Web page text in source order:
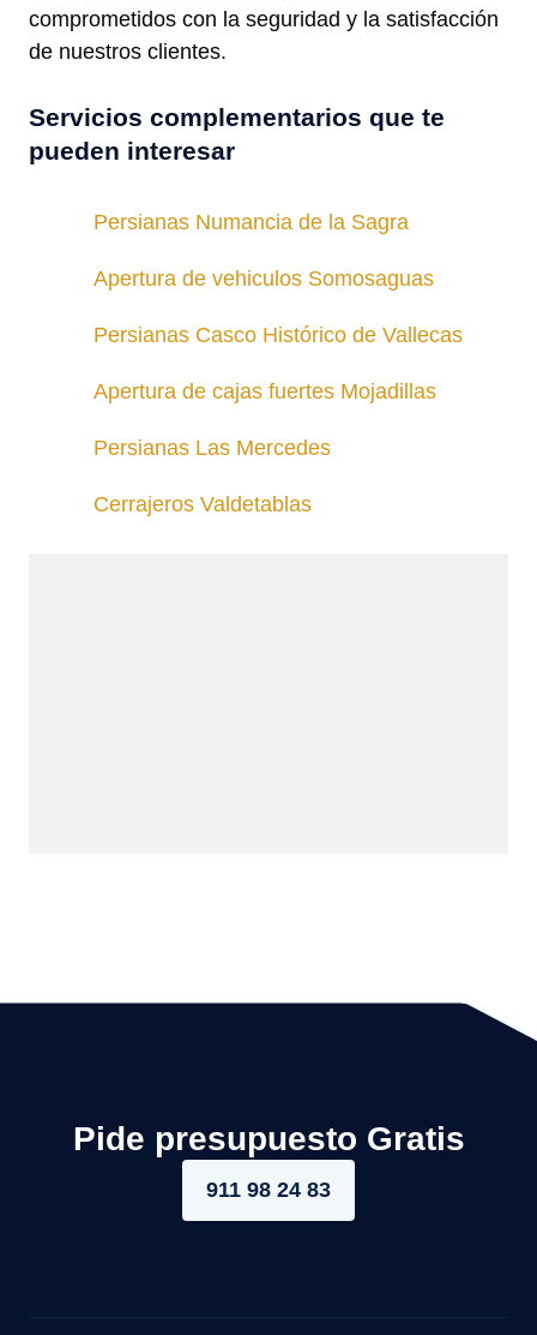
comprometidos con la seguridad y la satisfacción
de nuestros clientes.
Servicios complementarios que te
pueden interesar
Persianas Numancia de la Sagra
Apertura de vehiculos Somosaguas
Persianas Casco Histórico de Vallecas
Apertura de cajas fuertes Mojadillas
Persianas Las Mercedes
Cerrajeros Valdetablas
Pide presupuesto Gratis
911 98 24 83